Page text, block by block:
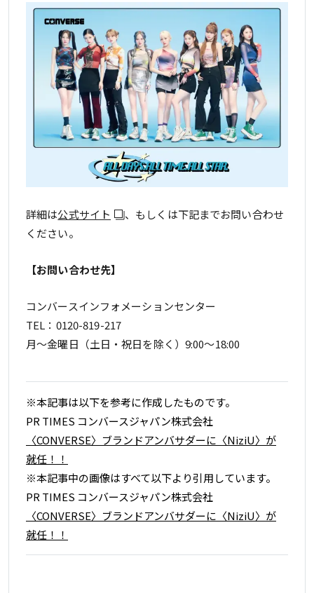
詳細は公式サイト
、もしくは下記までお問い合わせ
ください。
【お問い合わせ先】
コンバースインフォメーションセンター
TEL：0120-819-217
月～金曜日（土日・祝日を除く）9:00～18:00
※本記事は以下を参考に作成したものです。
PR TIMES コンバースジャパン株式会社
〈CONVERSE〉ブランドアンバサダーに〈NiziU〉が
就任！！
※本記事中の画像はすべて以下より引用しています。
PR TIMES コンバースジャパン株式会社
〈CONVERSE〉ブランドアンバサダーに〈NiziU〉が
就任！！